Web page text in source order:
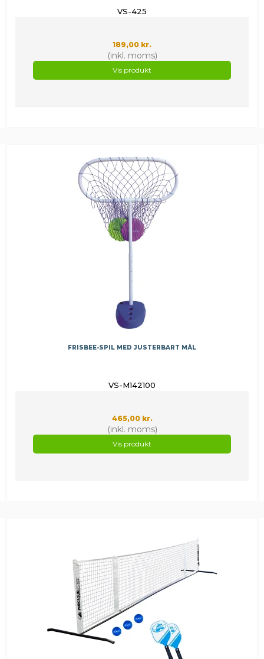
VS-425
189,00 kr.
(inkl. moms)
Vis produkt
FRISBEE-SPIL MED JUSTERBART MÅL
VS-M142100
465,00 kr.
(inkl. moms)
Vis produkt